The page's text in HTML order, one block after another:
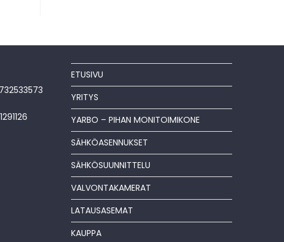
ETUSIVU
YRITYS
YARBO – PIHAN MONITOIMIKONE
SÄHKÖASENNUKSET
SÄHKÖSUUNNITTELU
VALVONTAKAMERAT
LATAUSASEMAT
KAUPPA